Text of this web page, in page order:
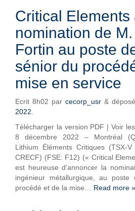
Critical Elements
nomination de
Fortin au poste
sénior du
mise en service
Ecrit 8h02 par cecorp_usr &
2022
Télécharger la version PDF | Voir
8 décembre 2022 – Montréal
Lithium Éléments Critiques (TSX-
CRECF) (FSE: F12) (« Critical
est heureuse d’annoncer la
ingénieur métallurgique, au
procédé et de la mise… Read more »